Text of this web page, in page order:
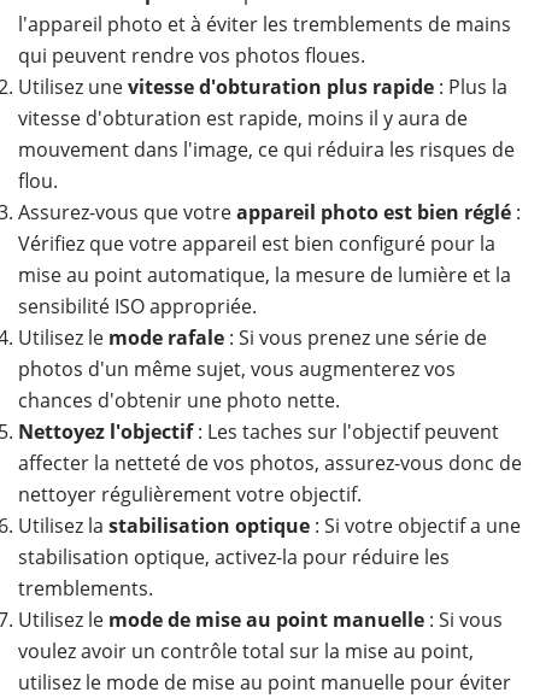
l'appareil photo et à éviter les tremblements de mains
qui peuvent rendre vos photos floues.
Utilisez unevitesse d'obturation plus rapide : Plus la
vitesse d'obturation est rapide, moins il y aura de
mouvement dans l'image, ce qui réduira les risques de
flou.
Assurez-vous que votreappareil photo est bien réglé :
Vérifiez que votre appareil est bien configuré pour la
mise au point automatique, la mesure de lumière et la
sensibilité ISO appropriée.
Utilisez le mode rafale : Si vous prenez une série de
photos d'un même sujet, vous augmenterez vos
chances d'obtenir une photo nette.
Nettoyez l'objectif: Les taches sur l'objectif peuvent
affecter la netteté de vos photos, assurez-vous donc de
nettoyer régulièrement votre objectif.
Utilisez la stabilisation optique : Si votre objectif a une
stabilisation optique, activez-la pour réduire les
tremblements.
Utilisez le mode de mise au point manuelle : Si vous
voulez avoir un contrôle total sur la mise au point,
utilisez le mode de mise au point manuelle pour éviter